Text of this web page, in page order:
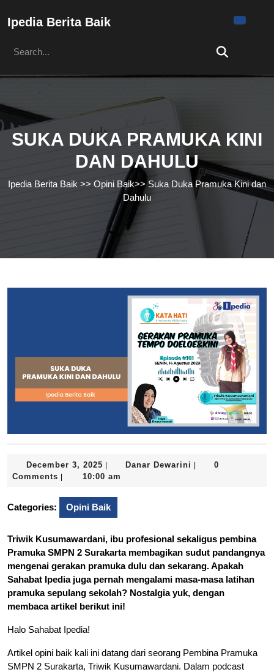
Ipedia Berita Baik
for:
SUKA DUKA PRAMUKA KINI
DAN DAHULU
Ipedia Berita Baik >> Opini Baik>>Suka Duka Pramuka Kini dan
Dahulu
December 3, 2025 December
3,
| Danar Dewarini Danar
|
0
Comments | 10:00 am
Categories: Opini Baik
Triwik Kusumawardani, ibu profesional sekaligus pembina
Pramuka SMPN 2 Surakarta membagikan sudut pandangnya
mengenai gerakan pramuka dulu dan sekarang. Apakah
Sahabat Ipedia juga pernah mengalami masa-masa latihan
pramuka sepulang sekolah? Nostalgia yuk, dengan
membaca artikel berikut ini!
Halo Sahabat Ipedia!
Artikel opini baik kali ini datang dari seorang Pembina Pramuka
SMPN 2 Surakarta, Triwik Kusumawardani. Dalam podcast